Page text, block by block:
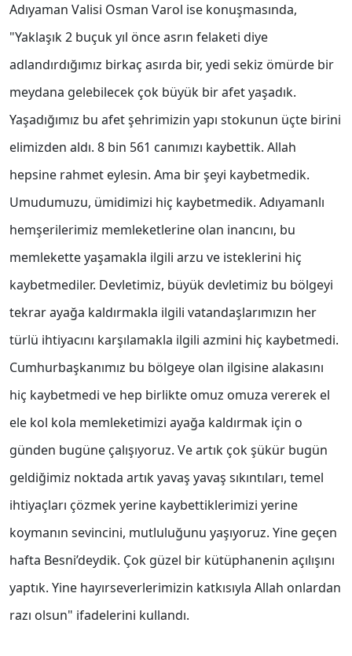
Adıyaman Valisi Osman Varol ise konuşmasında,
"Yaklaşık 2 buçuk yıl önce asrın felaketi diye
adlandırdığımız birkaç asırda bir, yedi sekiz ömürde bir
meydana gelebilecek çok büyük bir afet yaşadık.
Yaşadığımız bu afet şehrimizin yapı stokunun üçte birini
elimizden aldı. 8 bin 561 canımızı kaybettik. Allah
hepsine rahmet eylesin. Ama bir şeyi kaybetmedik.
Umudumuzu, ümidimizi hiç kaybetmedik. Adıyamanlı
hemşerilerimiz memleketlerine olan inancını, bu
memlekette yaşamakla ilgili arzu ve isteklerini hiç
kaybetmediler. Devletimiz, büyük devletimiz bu bölgeyi
tekrar ayağa kaldırmakla ilgili vatandaşlarımızın her
türlü ihtiyacını karşılamakla ilgili azmini hiç kaybetmedi.
Cumhurbaşkanımız bu bölgeye olan ilgisine alakasını
hiç kaybetmedi ve hep birlikte omuz omuza vererek el
ele kol kola memleketimizi ayağa kaldırmak için o
günden bugüne çalışıyoruz. Ve artık çok şükür bugün
geldiğimiz noktada artık yavaş yavaş sıkıntıları, temel
ihtiyaçları çözmek yerine kaybettiklerimizi yerine
koymanın sevincini, mutluluğunu yaşıyoruz. Yine geçen
hafta Besni’deydik. Çok güzel bir kütüphanenin açılışını
yaptık. Yine hayırseverlerimizin katkısıyla Allah onlardan
razı olsun" ifadelerini kullandı.